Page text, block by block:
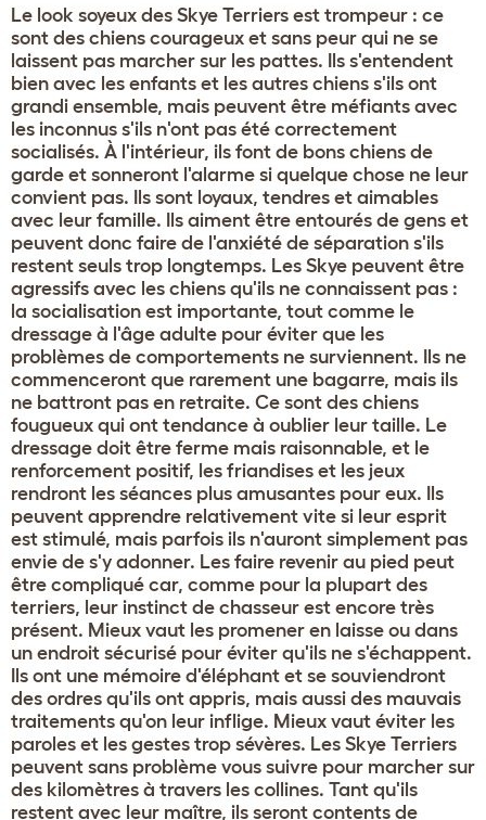
Le look soyeux des Skye Terriers est trompeur : ce
sont des chiens courageux et sans peur qui ne se
laissent pas marcher sur les pattes. Ils s'entendent
bien avec les enfants et les autres chiens s'ils ont
grandi ensemble, mais peuvent être méfiants avec
les inconnus s'ils n'ont pas été correctement
socialisés. À l'intérieur, ils font de bons chiens de
garde et sonneront l'alarme si quelque chose ne leur
convient pas. Ils sont loyaux, tendres et aimables
avec leur famille. Ils aiment être entourés de gens et
peuvent donc faire de l'anxiété de séparation s'ils
restent seuls trop longtemps. Les Skye peuvent être
agressifs avec les chiens qu'ils ne connaissent pas :
la socialisation est importante, tout comme le
dressage à l'âge adulte pour éviter que les
problèmes de comportements ne surviennent. Ils ne
commenceront que rarement une bagarre, mais ils
ne battront pas en retraite. Ce sont des chiens
fougueux qui ont tendance à oublier leur taille. Le
dressage doit être ferme mais raisonnable, et le
renforcement positif, les friandises et les jeux
rendront les séances plus amusantes pour eux. Ils
peuvent apprendre relativement vite si leur esprit
est stimulé, mais parfois ils n'auront simplement pas
envie de s'y adonner. Les faire revenir au pied peut
être compliqué car, comme pour la plupart des
terriers, leur instinct de chasseur est encore très
présent. Mieux vaut les promener en laisse ou dans
un endroit sécurisé pour éviter qu'ils ne s'échappent.
Ils ont une mémoire d'éléphant et se souviendront
des ordres qu'ils ont appris, mais aussi des mauvais
traitements qu'on leur inflige. Mieux vaut éviter les
paroles et les gestes trop sévères. Les Skye Terriers
peuvent sans problème vous suivre pour marcher sur
des kilomètres à travers les collines. Tant qu'ils
restent avec leur maître, ils seront contents de